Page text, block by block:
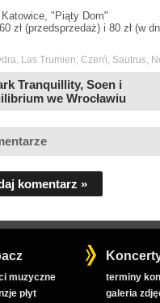
Katowice, "Piąty Dom"
zł (przedsprzedaż) i 80 zł (w
Las Trumien Czerń Sautrus
Tranquillity, Soen i
we Wrocławiu
komentarz »
muzyczne
płyt
terminy
galeria